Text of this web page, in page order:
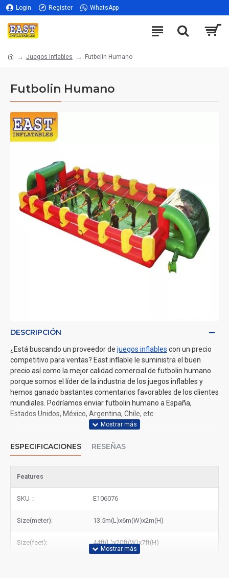
Login Register WhatsApp
Juegos Inflables Futbolin Humano
Futbolin Humano
DESCRIPCIÓN
¿Está buscando un proveedor de juegos inflables con un precio
competitivo para ventas? East inflable le suministra el buen
precio así como la mejor calidad comercial de futbolin humano
porque somos el líder de la industria de los juegos inflables y
hemos ganado bastantes comentarios favorables de los clientes
mundiales. Podríamos enviar futbolin humano a España,
Estados Unidos, México, Argentina, Chile, etc.
ESPECIFICACIONES RESEÑAS
Features
SKU： E106076
Size(meter): 13.5m(L)x6m(W)x2m(H)
Size(feet): 44ft(L)x20ft(W)x7ft(H)